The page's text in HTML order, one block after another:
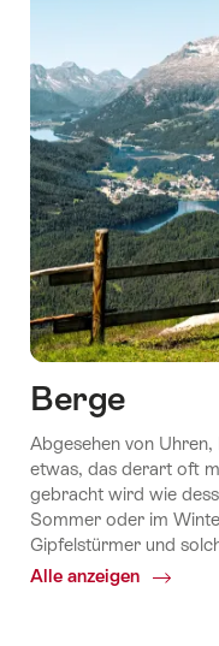
Berge
Abgesehen von
etwas, das derart oft
gebracht wird wie
Sommer oder im
Gipfelstürmer und
Alle anzeigen